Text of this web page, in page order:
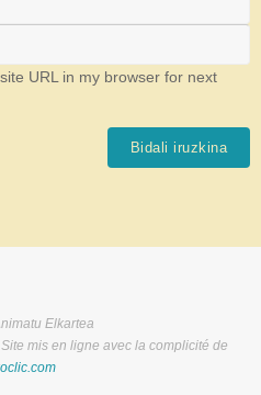
URL in my browser for next
Elkartea
mis en ligne avec la complicité de